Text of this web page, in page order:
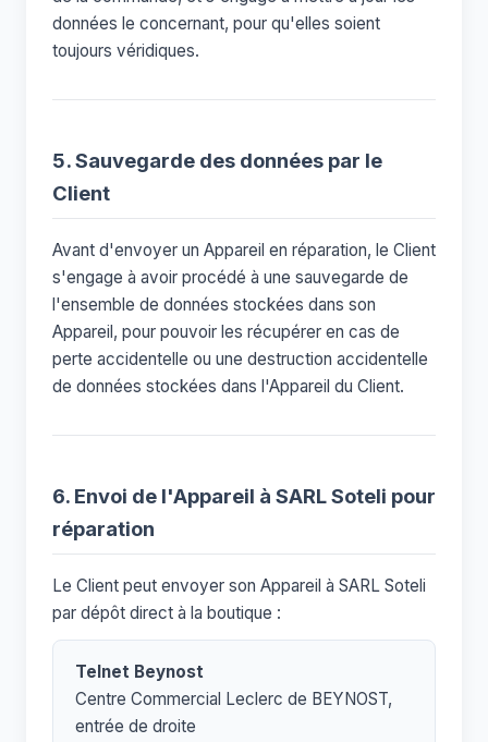
données le concernant, pour qu'elles soient
toujours véridiques.
5. Sauvegarde des données par le
Client
Avant d'envoyer un Appareil en réparation, le Client
s'engage à avoir procédé à une sauvegarde de
l'ensemble de données stockées dans son
Appareil, pour pouvoir les récupérer en cas de
perte accidentelle ou une destruction accidentelle
de données stockées dans l'Appareil du Client.
6. Envoi de l'Appareil à SARL Soteli pour
réparation
Le Client peut envoyer son Appareil à SARL Soteli
par dépôt direct à la boutique :
Telnet Beynost
Centre Commercial Leclerc de BEYNOST,
entrée de droite